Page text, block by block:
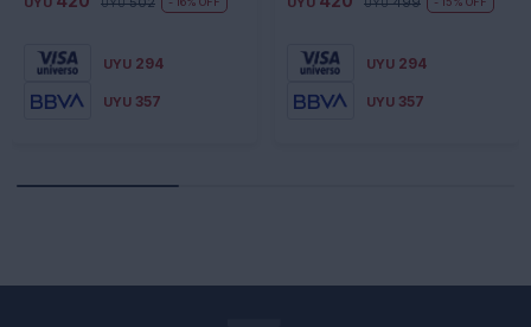
UYU
UYU 294
UYU 357
UYU
UYU 294
UYU 357